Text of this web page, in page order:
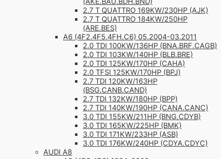
2.7 T QUATTRO 169KW/230HP (AJK)
2.7 T QUATTRO 184KW/250HP
(ARE.BES)
A6 (4F2.4F5.4FH.C6) 05.2004-03.2011
2.0 TDI 100KW/136HP (BNA.BRF.CAGB)
2.0 TDI 103KW/140HP (BLB.BRE)
2.0 TDI 125KW/170HP (CAHA)
2.0 TFSI 125KW/170HP (BPJ)
2.7 TDI 120KW/163HP
(BSG.CANB.CAND)
2.7 TDI 132KW/180HP (BPP)
2.7 TDI 140KW/190HP (CANA.CANC)
3.0 TDI 155KW/211HP (BNG.CDYB)
3.0 TDI 165KW/225HP (BMK)
3.0 TDI 171KW/233HP (ASB)
3.0 TDI 176KW/240HP (CDYA.CDYC)
AUDI A8